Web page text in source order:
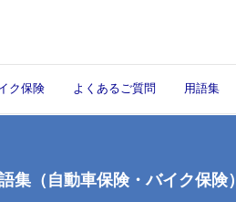
ク保険 よくあるご質問 用語集
集 （自動車保険・バイク保険）